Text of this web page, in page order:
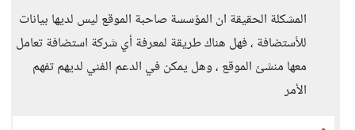
المشكلة الحقيقة ان المؤسسة صاحبة الموقع ليس لديها بيانات
للأستضافة ، فهل هناك طريقة لمعرفة أي شركة استضافة تعامل
معها منشئ الموقع ، وهل يمكن في الدعم الفني لديهم تفهم
الأمر